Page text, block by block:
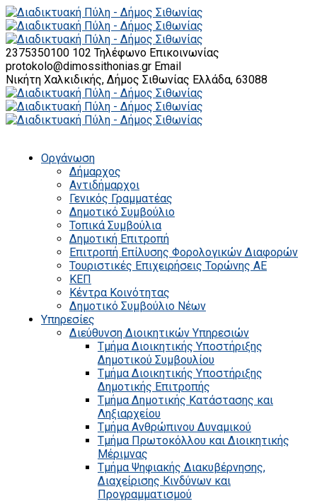
2375350100 102 Τηλέφωνο Επικοινωνίας
protokolo@dimossithonias.gr Email
Νικήτη Χαλκιδικής, Δήμος Σιθωνίας Ελλάδα, 63088
Οργάνωση
Δήμαρχος
Αντιδήμαρχοι
Γενικός Γραμματέας
Δημοτικό Συμβούλιο
Τοπικά Συμβούλια
Δημοτική Επιτροπή
Επιτροπή Επίλυσης Φορολογικών Διαφορών
Τουριστικές Επιχειρήσεις Τορώνης ΑΕ
ΚΕΠ
Κέντρα Κοινότητας
Δημοτικό Συμβούλιο Νέων
Υπηρεσίες
Διεύθυνση Διοικητικών Υπηρεσιών
Τμήμα Διοικητικής Υποστήριξης
Δημοτικού Συμβουλίου
Τμήμα Διοικητικής Υποστήριξης
Δημοτικής Επιτροπής
Τμήμα Δημοτικής Κατάστασης και
Ληξιαρχείου
Τμήμα Ανθρώπινου Δυναμικού
Τμήμα Πρωτοκόλλου και Διοικητικής
Μέριμνας
Τμήμα Ψηφιακής Διακυβέρνησης,
Διαχείρισης Κινδύνων και
Προγραμματισμού